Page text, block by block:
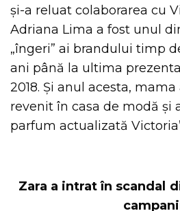
și-a reluat colaborarea cu
Adriana Lima a fost unul
„îngeri” ai brandului timp
ani până la ultima
2018. Și anul acesta,
revenit în casa de modă și
parfum actualizată
Zara a intrat în scandal